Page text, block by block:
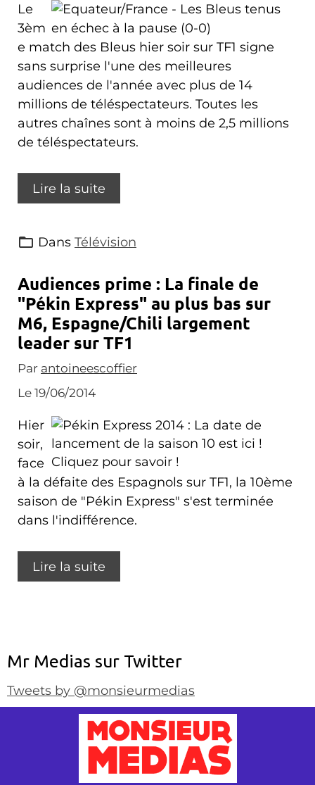
Le
3èm
e match des Bleus hier soir sur TF1 signe
sans surprise l'une des meilleures
audiences de l'année avec plus de 14
millions de téléspectateurs. Toutes les
autres chaînes sont à moins de 2,5 millions
de téléspectateurs.
Lire la suite
Dans Télévision
Audiences prime : La finale de
"Pékin Express" au plus bas sur
M6, Espagne/Chili largement
leader sur TF1
Par antoineescoffier
Le 19/06/2014
Hier
soir,
face
à la défaite des Espagnols sur TF1, la 10ème
saison de "Pékin Express" s'est terminée
dans l'indifférence.
Lire la suite
Mr Medias sur Twitter
Tweets by @monsieurmedias